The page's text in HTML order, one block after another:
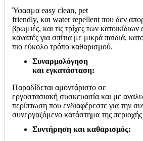
Ύφασμα easy clean, pet
friendly, και water repellent που δεν
βρωμιές, και τις τρίχες των
καναπές για σπίτια με μικρά παιδιά,
πιο εύκολο τρόπο καθαρισμού.
Συναρμολόγηση
και εγκατάσταση:
Παραδίδεται αμοντάριστο σε
εργοστασιακή συσκευασία και με
περίπτωση που ενδιαφέρεστε για την
συνεργαζόμενο κατάστημα της
Συντήρηση και καθαρισμός: